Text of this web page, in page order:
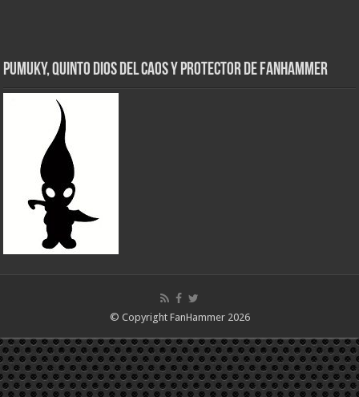
Pumuky, Quinto Dios del Caos y Protector de FanHammer
© Copyright FanHammer 2026